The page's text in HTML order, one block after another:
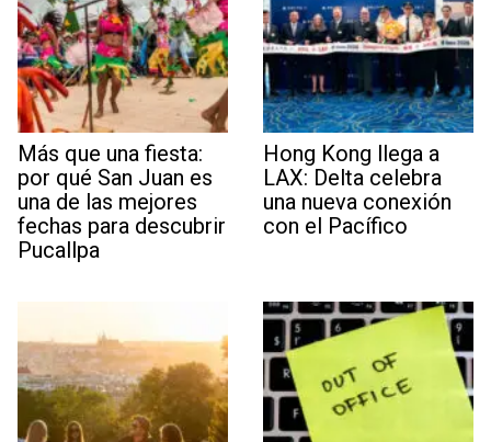
Más que una fiesta:
por qué San Juan es
una de las mejores
fechas para descubrir
Pucallpa
Hong Kong llega a
LAX: Delta celebra
una nueva conexión
con el Pacífico